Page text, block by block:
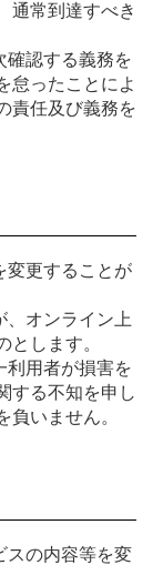
通常到達すべき
確認する義務を
怠ったことによ
責任及び義務を
変更することが
、オンライン上
とします。
利用者が損害を
する不知を申し
負いません。
スの内容等を変